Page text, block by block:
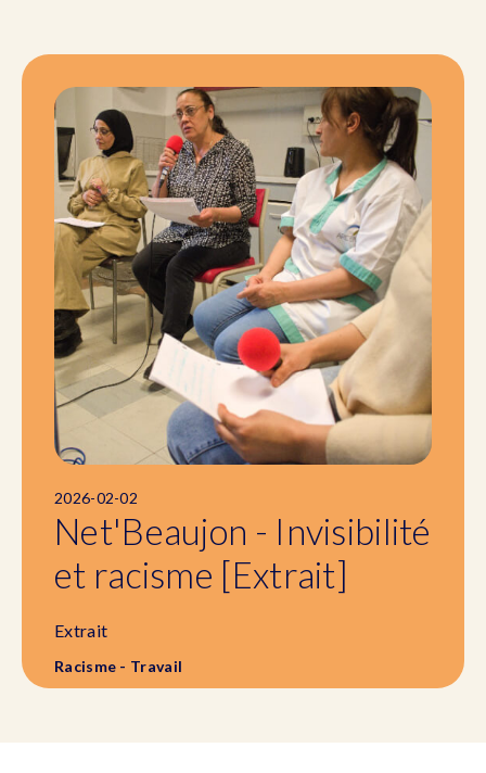
2026-02-02
Net'Beaujon - Invisibilité
et racisme [Extrait]
Extrait
Racisme - Travail